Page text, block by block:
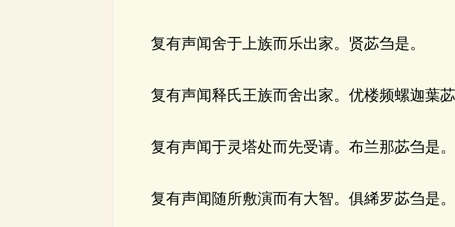
复有声闻舍于上族而乐出家。贤苾刍是。
复有声闻释氏王族而舍出家。优楼频螺迦葉苾
复有声闻于灵塔处而先受请。布兰那苾刍是。
复有声闻随所敷演而有大智。俱絺罗苾刍是。